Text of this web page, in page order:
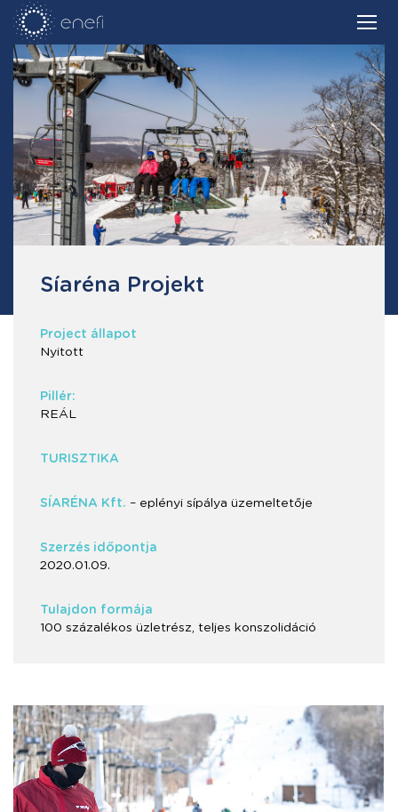
Síaréna Projekt
Project állapot
Nyitott
Pillér:
REÁL
TURISZTIKA
SÍARÉNA Kft. – eplényi sípálya üzemeltetője
Szerzés időpontja
2020.01.09.
Tulajdon formája
100 százalékos üzletrész, teljes konszolidáció